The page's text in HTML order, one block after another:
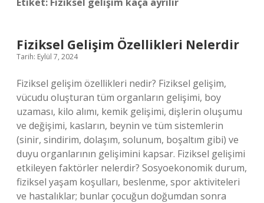
Fiziksel Gelişim Özellikleri Nelerdir
Tarih: Eylül 7, 2024
Fiziksel gelişim özellikleri nedir? Fiziksel gelişim,
vücudu oluşturan tüm organların gelişimi, boy
uzaması, kilo alımı, kemik gelişimi, dişlerin oluşumu
ve değişimi, kasların, beynin ve tüm sistemlerin
(sinir, sindirim, dolaşım, solunum, boşaltım gibi) ve
duyu organlarının gelişimini kapsar. Fiziksel gelişimi
etkileyen faktörler nelerdir? Sosyoekonomik durum,
fiziksel yaşam koşulları, beslenme, spor aktiviteleri
ve hastalıklar; bunlar çocuğun doğumdan sonra